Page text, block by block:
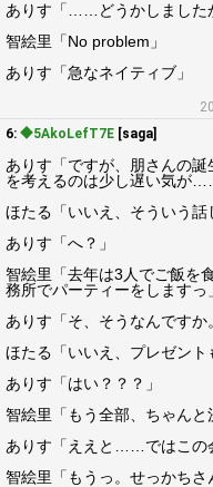
ありす「……どうかしました
智絵里「No problem」
ありす「急なネイティブ」
6: ◆5AkoLefT7E [saga]
ありす「ですが、朋さんの
を考えるのは少し遅い気が
ほたる「いいえ、そういう話
ありす「へ？」
智絵里「去年は3人でご飯を
務所でパーティーをしますっ」
ありす「そ、そうなんですか
ほたる「いいえ、プレゼント
ありす「はい？？？」
智絵里「もう全部、ちゃんと
ありす「ええと……ではこの
智絵里「もうっ。せっかちさ